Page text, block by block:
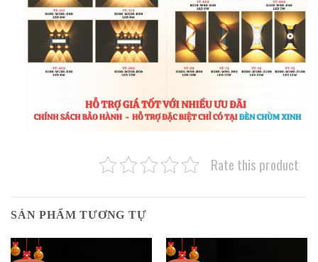
Rate this product
SẢN PHẨM TƯƠNG TỰ